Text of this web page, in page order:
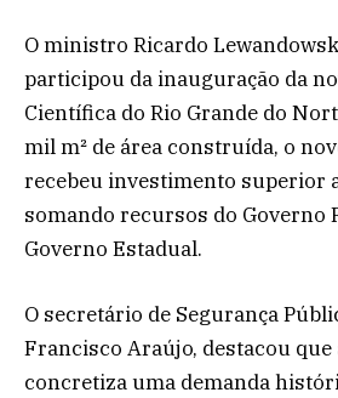
O ministro Ricardo
participou da inauguração da
Científica do Rio Grande do
mil m² de área construída, o
recebeu investimento superior
somando recursos do Governo
Governo Estadual.
O secretário de Segurança
Francisco Araújo, destacou que
concretiza uma demanda